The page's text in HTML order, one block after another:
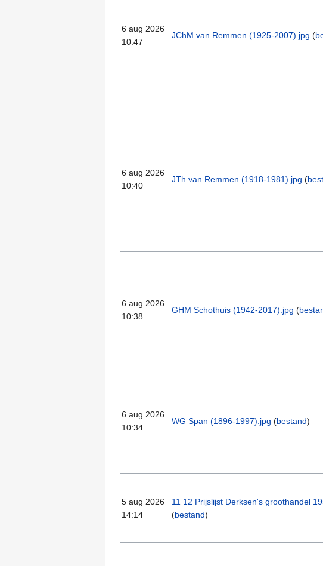
6 aug 2026
10:47
JChM van Remmen (1925-2007).jpg (
6 aug 2026
10:40
JTh van Remmen (1918-1981).jpg (
6 aug 2026
10:38
GHM Schothuis (1942-2017).jpg (
6 aug 2026
10:34
WG Span (1896-1997).jpg (bestand)
5 aug 2026
14:14
11 12 Prijslijst Derksen's groothandel
(bestand)